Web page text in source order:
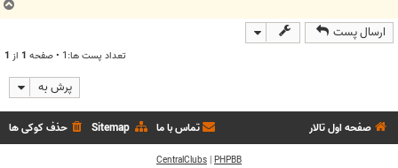
ارسال پست
تعداد پست ها:1 • صفحه 1 از 1
پرش به
صفحه اول تالار حذف کوکی ها Sitemap تماس با ما
PHPBB
|
CentralClubs